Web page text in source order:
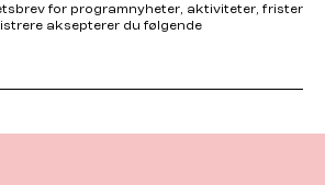
for programnyheter, aktiviteter, frister
aksepterer du følgende